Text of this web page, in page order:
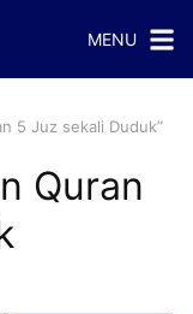
MENU
5 Juz sekali Duduk”
Quran